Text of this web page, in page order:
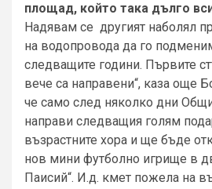
площад, който така дълго
Надявам се другият наболял
на водопровода да го
следващите години. Първите
вече са направени“, каза още
че само след няколко дни
направи следващия голям
възрастните хора и ще бъде
нов мини футболно игрище в
Паисий“. И.д. кмет пожела на